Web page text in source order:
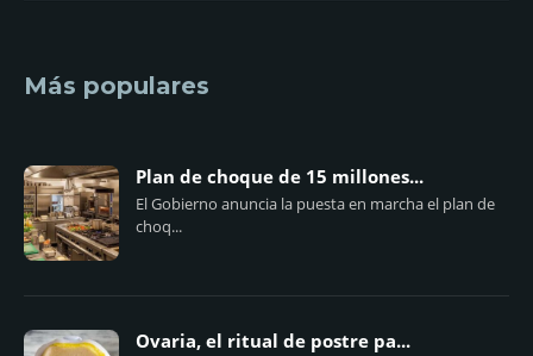
Más populares
Plan de choque de 15 millones...
El Gobierno anuncia la puesta en marcha el plan de
choq...
Ovaria, el ritual de postre pa...